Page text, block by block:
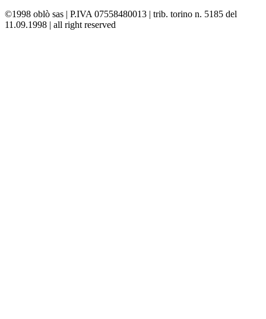
©1998 oblò sas | P.IVA 07558480013 | trib. torino n. 5185 del
11.09.1998 | all right reserved